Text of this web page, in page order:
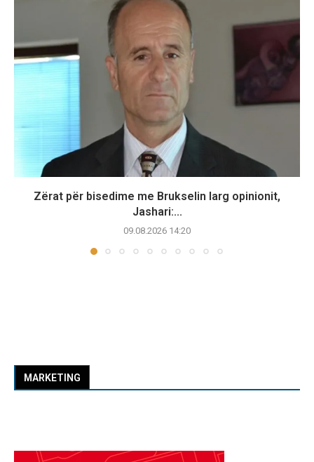
Zërat për bisedime me Brukselin larg opinionit,
Jashari:...
09.08.2026 14:20
MARKETING